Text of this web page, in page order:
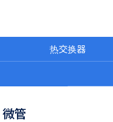
热交换器
微管